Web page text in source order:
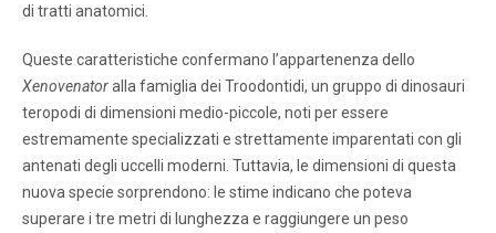
di tratti anatomici.
Queste caratteristiche confermano l’appartenenza dello
Xenovenatoralla famiglia dei Troodontidi, un gruppo di dinosauri
teropodi di dimensioni medio-piccole, noti per essere
estremamente specializzati e strettamente imparentati con gli
antenati degli uccelli moderni. Tuttavia, le dimensioni di questa
nuova specie sorprendono: le stime indicano che poteva
superare i tre metri di lunghezza e raggiungere un peso